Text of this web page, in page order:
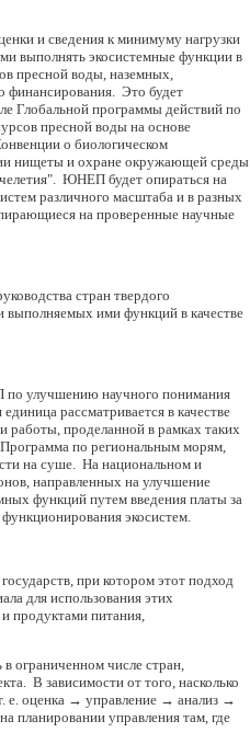
и сведения к минимуму нагрузки
выполнять экосистемные функции в
пресной воды, наземных,
финансирования. Это будет
Глобальной программы действий по
пресной воды на основе
о биологическом
нищеты и охране окружающей среды
ЮНЕП будет опираться на
различного масштаба и в разных
на проверенные научные
стран твердого
выполняемых ими функций в качестве
по улучшению научного понимания
рассматривается в качестве
работы, проделанной в рамках таких
по региональным морям,
на суше. На национальном и
направленных на улучшение
функций путем введения платы за
экосистем.
при котором этот подход
для использования этих
продуктами питания,
ограниченном числе стран,
В зависимости от того, насколько
е. оценка → управление → анализ →
планировании управления там, где